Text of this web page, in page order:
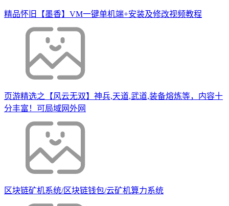
精品怀旧【墨香】VM一键单机端+安装及修改视频教程
页游精选之【风云无双】神兵,天道,武道,装备熔炼等，内容十
分丰富！可局域网外网
区块链矿机系统/区块链钱包/云矿机算力系统